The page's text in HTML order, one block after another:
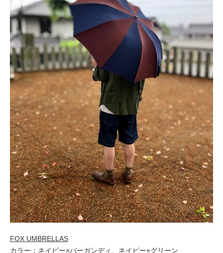
FOX UMBRELLAS
カラー：ネイビー×バーガンディ、ネイビー×グリーン